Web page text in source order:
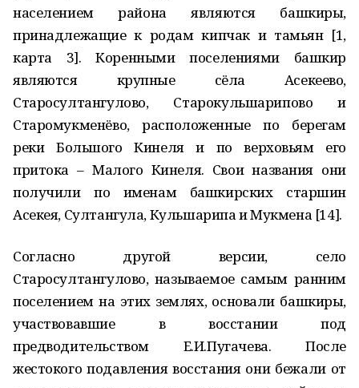
населением района являются башкиры,
принадлежащие к родам кипчак и тамьян [1,
карта 3]. Коренными поселениями башкир
являются крупные сёла Асекеево,
Старосултангулово, Старокульшарипово и
Старомукменёво, расположенные по берегам
реки Большого Кинеля и по верховьям его
притока – Малого Кинеля. Свои названия они
получили по именам башкирских старшин
Асекея, Султангула, Кульшарипа и Мукмена [14].
Согласно другой версии, село
Старосултангулово, называемое самым ранним
поселением на этих землях, основали башкиры,
участвовавшие в восстании под
предводительством Е.И.Пугачева. После
жестокого подавления восстания они бежали от